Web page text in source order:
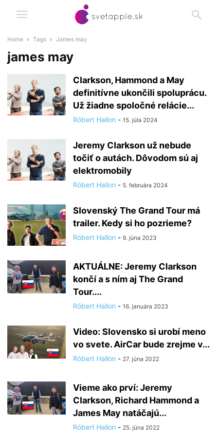
Home Tags James may
james may
Clarkson, Hammond a May
definitívne ukončili spoluprácu.
Už žiadne spoločné relácie...
Róbert Hallon - 15. júla 2024
Jeremy Clarkson už nebude
točiť o autách. Dôvodom sú aj
elektromobily
Róbert Hallon - 5. februára 2024
Slovenský The Grand Tour má
trailer. Kedy si ho pozrieme?
Róbert Hallon - 9. júna 2023
AKTUÁLNE: Jeremy Clarkson
končí a s ním aj The Grand
Tour....
Róbert Hallon - 16. januára 2023
Video: Slovensko si urobí meno
vo svete. AirCar bude zrejme v...
Róbert Hallon - 27. júna 2022
Vieme ako prví: Jeremy
Clarkson, Richard Hammond a
James May natáčajú...
Róbert Hallon - 25. júna 2022